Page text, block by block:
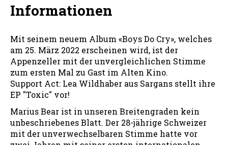
Informationen
Mit seinem neuem Album «Boys Do Cry», welches
am 25. März 2022 erscheinen wird, ist der
Appenzeller mit der unvergleichlichen Stimme
zum ersten Mal zu Gast im Alten Kino.
Support Act: Lea Wildhaber aus Sargans stellt ihre
EP "Toxic" vor!
Marius Bear ist in unseren Breitengraden kein
unbeschriebenes Blatt. Der 28-jährige Schweizer
mit der unverwechselbaren Stimme hatte vor